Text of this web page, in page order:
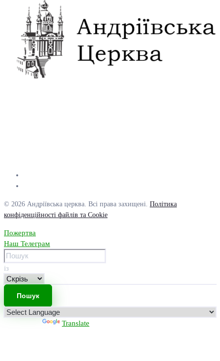
© 2026 Андріївська церква. Всі права захищені. Політика
конфіденційності файлів та Cookie
Пожертва
Наш Телеграм
із
Translate